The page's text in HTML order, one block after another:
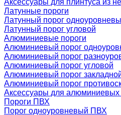
Аксессуары для плинтуса из
Латунные пороги
Латунный порог
Латунный порог угловой
Алюминиевые пороги
Алюминиевый порог
Алюминиевый порог
Алюминиевый порог угловой
Алюминиевый порог
Алюминиевый порог
Аксессуары для алюминиевых
Пороги ПВХ
Порог одноуровневый ПВХ